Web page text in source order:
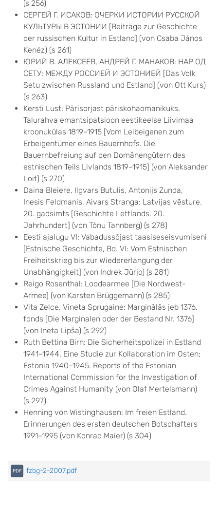
(s 256)
СЕРГЕЙ Г. ИСАКОВ: ОЧЕРКИ ИСТОРИИ РУССКОЙ
КУЛЬТУРЫ В ЭСТОНИИ [Beiträge zur Geschichte
der russischen Kultur in Estland] (von Csaba János
Kenéz) (s 261)
ЮРИЙ В. АЛЕКСЕЕВ, АНДРЕЙ Г. МАНАКОВ: НАР ОД
СЕТУ: МЕЖДУ РОССИЕЙ И ЭСТОНИЕЙ [Das Volk
Setu zwischen Russland und Estland] (von Ott Kurs)
(s 263)
Kersti Lust: Pärisorjast päriskohaomanikuks.
Talurahva emantsipatsioon eestikeelse Liivimaa
kroonukülas 1819–1915 [Vom Leibeigenen zum
Erbeigentümer eines Bauernhofs. Die
Bauernbefreiung auf den Domänengütern des
estnischen Teils Livlands 1819–1915] (von Aleksander
Loit) (s 270)
Daina Bleiere, Ilgvars Butulis, Antonijs Zunda,
Inesis Feldmanis, Aivars Stranga: Latvijas vēsture.
20. gadsimts [Geschichte Lettlands. 20.
Jahrhundert] (von Tõnu Tannberg) (s 278)
Eesti ajalugu VI: Vabadussõjast taasiseseisvumiseni
[Estnische Geschichte, Bd. VI: Vom Estnischen
Freiheitskrieg bis zur Wiedererlangung der
Unabhängigkeit] (von Indrek Jürjo) (s 281)
Reigo Rosenthal: Loodearmee [Die Nordwest-
Armee] (von Karsten Brüggemann) (s 285)
Vita Zelce, Vineta Sprugaine: Marginālās jeb 1376.
fonds [Die Marginalen oder der Bestand Nr. 1376]
(von Ineta Lipša) (s 292)
Ruth Bettina Birn: Die Sicherheitspolizei in Estland
1941–1944. Eine Studie zur Kollaboration im Osten;
Estonia 1940–1945. Reports of the Estonian
International Commission for the Investigation of
Crimes Against Humanity (von Olaf Mertelsmann)
(s 297)
Henning von Wistinghausen: Im freien Estland.
Erinnerungen des ersten deutschen Botschafters
1991–1995 (von Konrad Maier) (s 304)
fzbg-2-2007.pdf